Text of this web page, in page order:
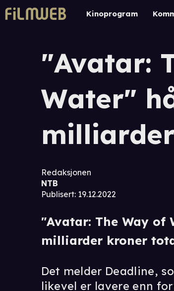
Kinoprogram
"Avatar:
Water"
Redaksjonen
NTB
Publisert: 19.12.2022
"Avatar: The Way
milliarder kroner
Det melder Deadline,
likevel er lavere enn